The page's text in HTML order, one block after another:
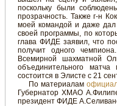
поскольку были
прозрачность. Также г-н
моей командой и даже дал
своей программы, по
глава ФИДЕ заявил, что
получит одного
Всемирной шахматной
объединительного
состоится в Элисте с 21
По материалам
Губернатор ХМАО
президент ФИДЕ